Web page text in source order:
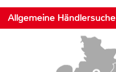
Allgemeine Händlersuche